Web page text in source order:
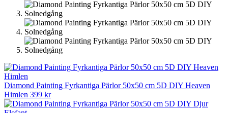
Diamond Painting Fyrkantiga Pärlor 50x50 cm 5D DIY Heaven
Himlen 399 kr